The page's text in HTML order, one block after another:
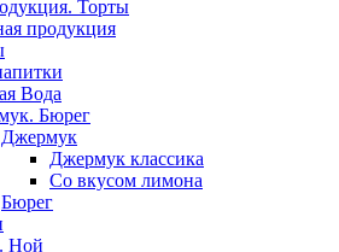
Торты
продукция
Вода
Бюрег
Джермук
Джермук классика
Со вкусом лимона
Бюрег
Ной